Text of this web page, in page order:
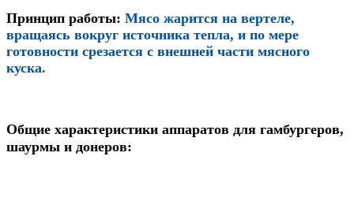
Принцип работы: Мясо жарится на вертеле,
вращаясь вокруг источника тепла, и по мере
готовности срезается с внешней части мясного
куска.
Общие характеристики аппаратов для гамбургеров,
шаурмы и донеров: